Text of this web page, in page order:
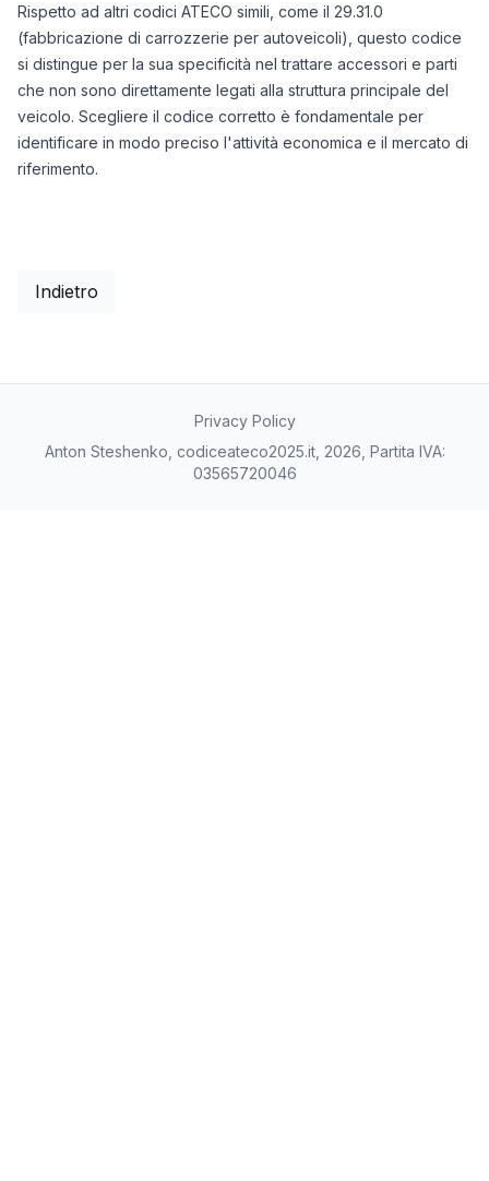
Rispetto ad altri codici ATECO simili, come il 29.31.0
(fabbricazione di carrozzerie per autoveicoli), questo codice
si distingue per la sua specificità nel trattare accessori e parti
che non sono direttamente legati alla struttura principale del
veicolo. Scegliere il codice corretto è fondamentale per
identificare in modo preciso l'attività economica e il mercato di
riferimento.
Indietro
Privacy Policy
Anton Steshenko, codiceateco2025.it, 2026, Partita IVA:
03565720046